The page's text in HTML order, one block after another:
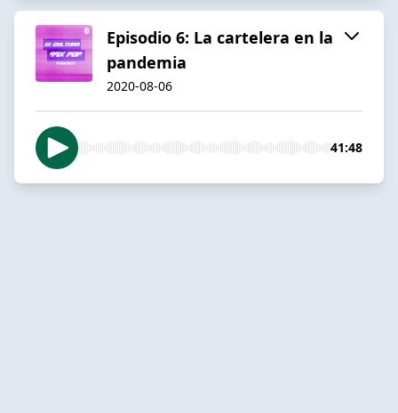
Episodio 6: La cartelera en la
pandemia
2020-08-06
41:48